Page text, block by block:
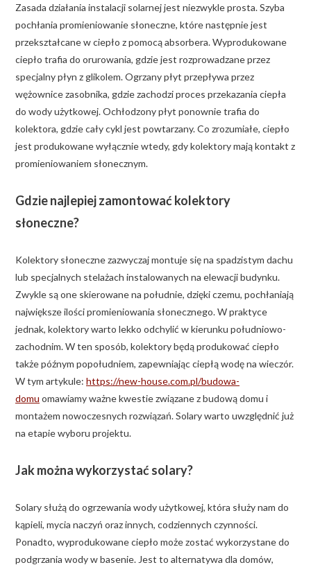
Zasada działania instalacji solarnej jest niezwykle prosta. Szyba
pochłania promieniowanie słoneczne, które następnie jest
przekształcane w ciepło z pomocą absorbera. Wyprodukowane
ciepło trafia do orurowania, gdzie jest rozprowadzane przez
specjalny płyn z glikolem. Ogrzany płyt przepływa przez
wężownice zasobnika, gdzie zachodzi proces przekazania ciepła
do wody użytkowej. Ochłodzony płyt ponownie trafia do
kolektora, gdzie cały cykl jest powtarzany. Co zrozumiałe, ciepło
jest produkowane wyłącznie wtedy, gdy kolektory mają kontakt z
promieniowaniem słonecznym.
Gdzie najlepiej zamontować kolektory
słoneczne?
Kolektory słoneczne zazwyczaj montuje się na spadzistym dachu
lub specjalnych stelażach instalowanych na elewacji budynku.
Zwykle są one skierowane na południe, dzięki czemu, pochłaniają
największe ilości promieniowania słonecznego. W praktyce
jednak, kolektory warto lekko odchylić w kierunku południowo-
zachodnim. W ten sposób, kolektory będą produkować ciepło
także późnym popołudniem, zapewniając ciepłą wodę na wieczór.
W tym artykule: https://new-house.com.pl/budowa-
domu omawiamy ważne kwestie związane z budową domu i
montażem nowoczesnych rozwiązań. Solary warto uwzględnić już
na etapie wyboru projektu.
Jak można wykorzystać solary?
Solary służą do ogrzewania wody użytkowej, która służy nam do
kąpieli, mycia naczyń oraz innych, codziennych czynności.
Ponadto, wyprodukowane ciepło może zostać wykorzystane do
podgrzania wody w basenie. Jest to alternatywa dla domów,